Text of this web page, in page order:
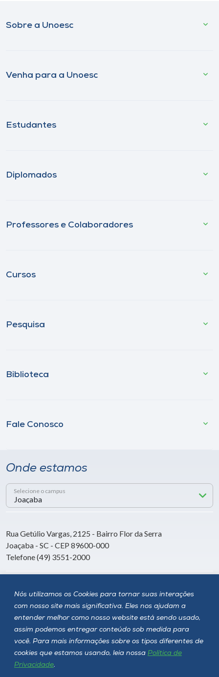
Nós utilizamos os Cookies para tornar suas interações
com nosso site mais significativa. Eles nos ajudam a
entender melhor como nosso website está sendo usado,
assim podemos entregar conteúdo sob medida para
você. Para mais informações sobre os tipos diferentes de
cookies que estamos usando, leia nossa Política de
Privacidade.
Sobre a Unoesc
Venha para a Unoesc
Estudantes
Diplomados
Professores e Colaboradores
Cursos
Pesquisa
Biblioteca
Fale Conosco
Onde estamos
Selecione o campus
Rua Getúlio Vargas, 2125 - Bairro Flor da Serra
Joaçaba - SC - CEP 89600-000
Telefone (49) 3551-2000
Siga a Unoesc